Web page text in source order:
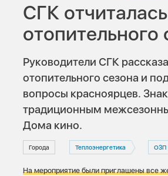
СГК
Руководители СГК
отопительного сезона и
вопросы красноярцев.
традиционным
Дома кино.
Города Теплоэнергетика ОЗП
На мероприятие были приглашены все